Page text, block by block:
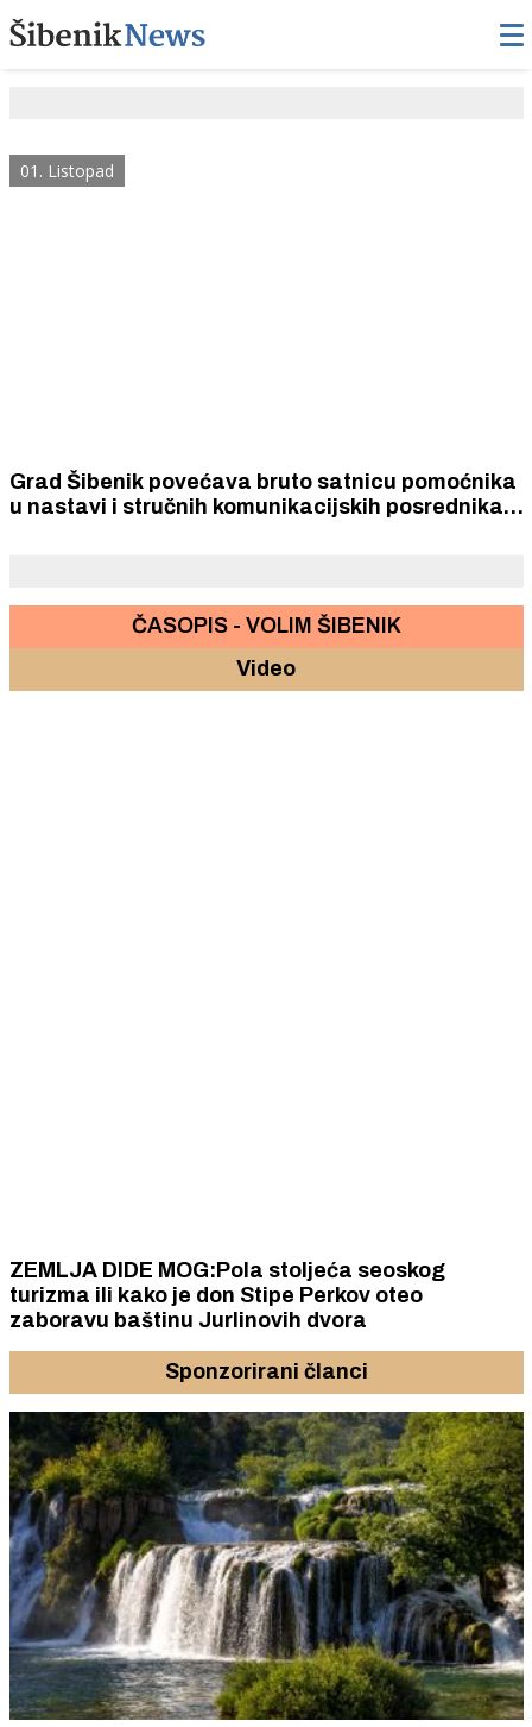
01. Listopad
Grad Šibenik povećava bruto satnicu pomoćnika
u nastavi i stručnih komunikacijskih posrednika s
ČASOPIS - VOLIM ŠIBENIK
Video
ZEMLJA DIDE MOG:Pola stoljeća seoskog
turizma ili kako je don Stipe Perkov oteo
zaboravu baštinu Jurlinovih dvora
Sponzorirani članci